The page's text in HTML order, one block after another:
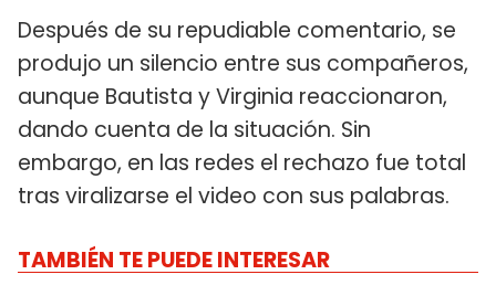
Después de su repudiable comentario, se
produjo un silencio entre sus compañeros,
aunque Bautista y Virginia reaccionaron,
dando cuenta de la situación. Sin
embargo, en las redes el rechazo fue total
tras viralizarse el video con sus palabras.
TAMBIÉN TE PUEDE INTERESAR